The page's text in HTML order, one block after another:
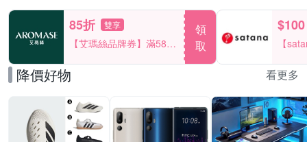
85折 雙享
【艾瑪絲品牌券】滿580
領
取
$100
【
降價好物 看更多